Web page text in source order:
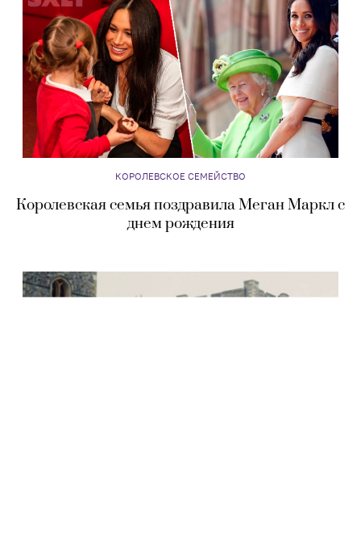
КОРОЛЕВСКОЕ СЕМЕЙСТВО
Королевская семья поздравила Меган Маркл с
днем рождения